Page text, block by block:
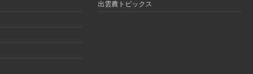
出雲農トピックス